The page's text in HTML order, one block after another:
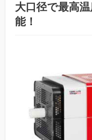
大口径で最高
能！